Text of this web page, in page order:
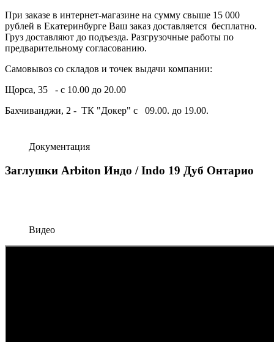
При заказе в интернет-магазине на сумму свыше 15 000
рублей в Екатеринбурге Ваш заказ доставляется бесплатно.
Груз доставляют до подъезда. Разгрузочные работы по
предварительному согласованию.
Самовывоз со складов и точек выдачи компании:
Щорса, 35 - с 10.00 до 20.00
Бахчиванджи, 2 - ТК "Докер" с 09.00. до 19.00.
Документация
Заглушки Arbiton Индо / Indo 19 Дуб Онтарио
Видео